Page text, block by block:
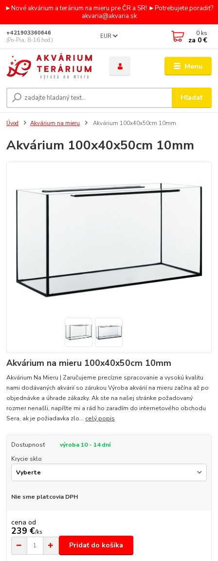
►Nové akvárium a terárium na mieru pre ČR a SR! ►Potrebujete poradiť?
akvaria@akvaria.sk
Menu
EUR
Hľadať
+421903360646
(Po-Pia, 8-16 hod.)
0 ks
za 0 €
Úvod Akvárium na mieru Akvárium 100x40x50cm 10mm
Akvárium 100x40x50cm 10mm
Akvárium na mieru 100x40x50cm 10mm
Akvárium Na Mieru | Zaručujeme precízne spracovanie a vysokú kvalitu
nami dodávaných akvárií so zárukou Výroba akvárií na mieru začína až po
objednávke a úhrade zákazky. Ak ste na našej stránke požadovaný
rozmer nenašli, napíšte mi a rád ho zaradím do internetového obchodu
Sera, ak je požiadavka zlo... celý popis
Dostupnosť
výroba 10 - 14 dní
Krycie sklo
Nie sme platcovia DPH
cena od
239 €/ks
Pridať do košíka